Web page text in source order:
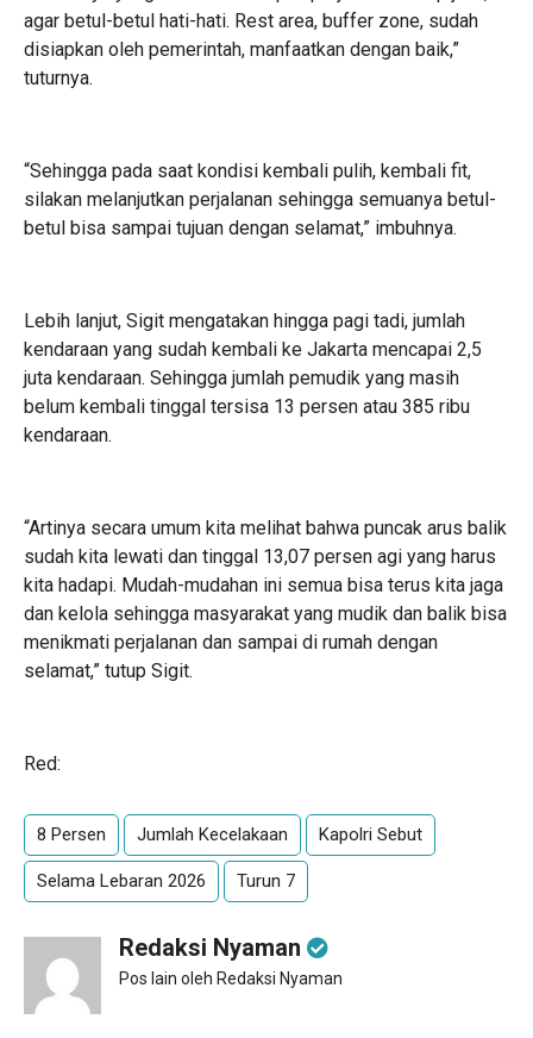
agar betul-betul hati-hati. Rest area, buffer zone, sudah
disiapkan oleh pemerintah, manfaatkan dengan baik,”
tuturnya.
“Sehingga pada saat kondisi kembali pulih, kembali fit,
silakan melanjutkan perjalanan sehingga semuanya betul-
betul bisa sampai tujuan dengan selamat,” imbuhnya.
Lebih lanjut, Sigit mengatakan hingga pagi tadi, jumlah
kendaraan yang sudah kembali ke Jakarta mencapai 2,5
juta kendaraan. Sehingga jumlah pemudik yang masih
belum kembali tinggal tersisa 13 persen atau 385 ribu
kendaraan.
“Artinya secara umum kita melihat bahwa puncak arus balik
sudah kita lewati dan tinggal 13,07 persen agi yang harus
kita hadapi. Mudah-mudahan ini semua bisa terus kita jaga
dan kelola sehingga masyarakat yang mudik dan balik bisa
menikmati perjalanan dan sampai di rumah dengan
selamat,” tutup Sigit.
Red:
8 Persen Jumlah Kecelakaan Kapolri Sebut
Selama Lebaran 2026 Turun 7
Redaksi Nyaman
Pos lain oleh Redaksi Nyaman